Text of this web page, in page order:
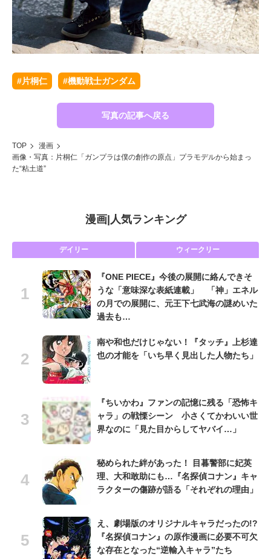
#片桐仁 #機動戦士ガンダム
写真の記事へ戻る
TOP
漫画
画像・写真：片桐仁「ガンプラは僕の創作の原点」プラモデルから始まっ
た“粘土道”
漫画| 人気ランキング
デイリー ウィークリー
『ONE PIECE』今後の展開に絡んできそ
うな「意味深な表紙連載」 「神」エネル
の月での展開に、元王下七武海の謎めいた
過去も…
南や和也だけじゃない！『タッチ』上杉達
也の才能を「いち早く見出した人物たち」
『ちいかわ』ファンの記憶に残る「恐怖キ
ャラ」の戦慄シーン 小さくてかわいい世
界なのに「見た目からしてヤバイ…」
秘められた絆があった！ 目暮警部に妃英
理、大和敢助にも…『名探偵コナン』キャ
ラクターの傷跡が語る「それぞれの理由」
え、劇場版のオリジナルキャラだったの!?
『名探偵コナン』の原作漫画に必要不可欠
な存在となった“逆輸入キャラ”たち